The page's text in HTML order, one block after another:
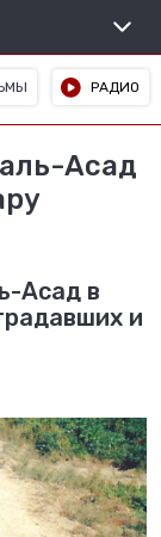
РАДИО
Асад
Асад в
и